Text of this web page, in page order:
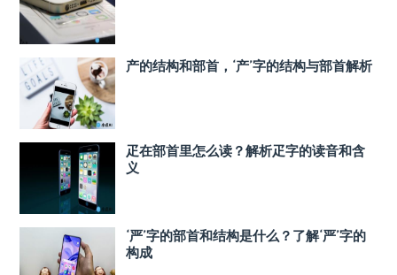
产的结构和部首，‘产’字的结构与部首解析
疋在部首里怎么读？解析疋字的读音和含
义
‘严’字的部首和结构是什么？了解‘严’字的
构成